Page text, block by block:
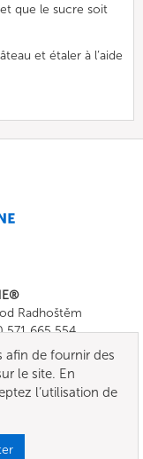
que le sucre soit
et étaler à l’aide
Radhoštěm
571 665 554
afin de fournir des
le site. En
l’utilisation de